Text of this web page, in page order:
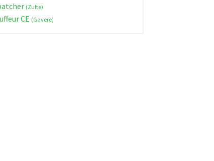
(Zulte)
CE (Gavere)